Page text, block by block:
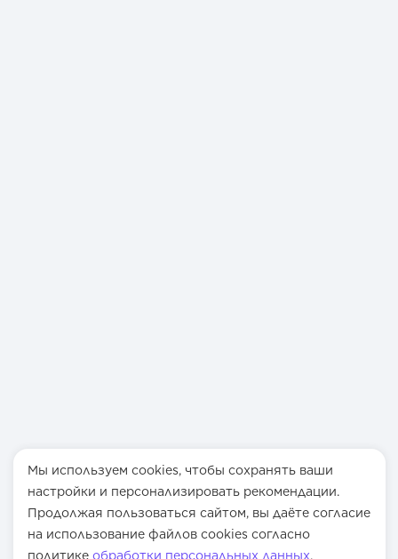
Мы используем cookies, чтобы сохранять ваши
настройки и персонализировать рекомендации.
Продолжая пользоваться сайтом, вы даёте согласие
на использование файлов cookies согласно
политике обработки персональных данных.